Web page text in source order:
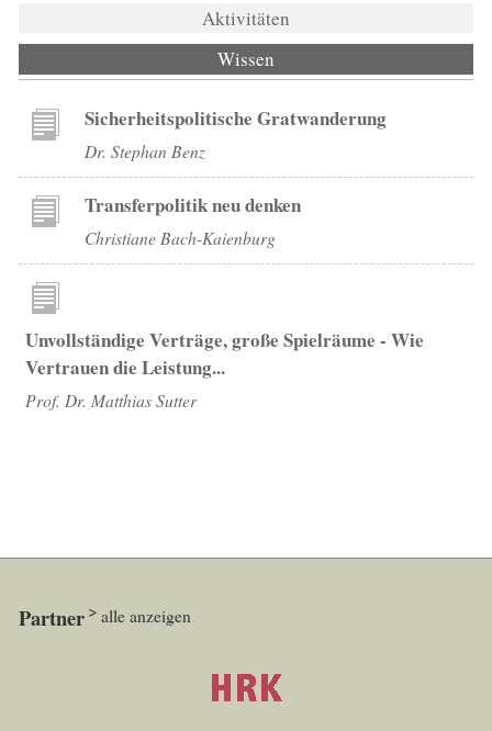
Aktivitäten
Wissen
Sicherheitspolitische Gratwanderung
Dr. Stephan Benz
Transferpolitik neu denken
Christiane Bach-Kaienburg
Unvollständige Verträge, große Spielräume - Wie
Vertrauen die Leistung...
Prof. Dr. Matthias Sutter
Partner alle anzeigen